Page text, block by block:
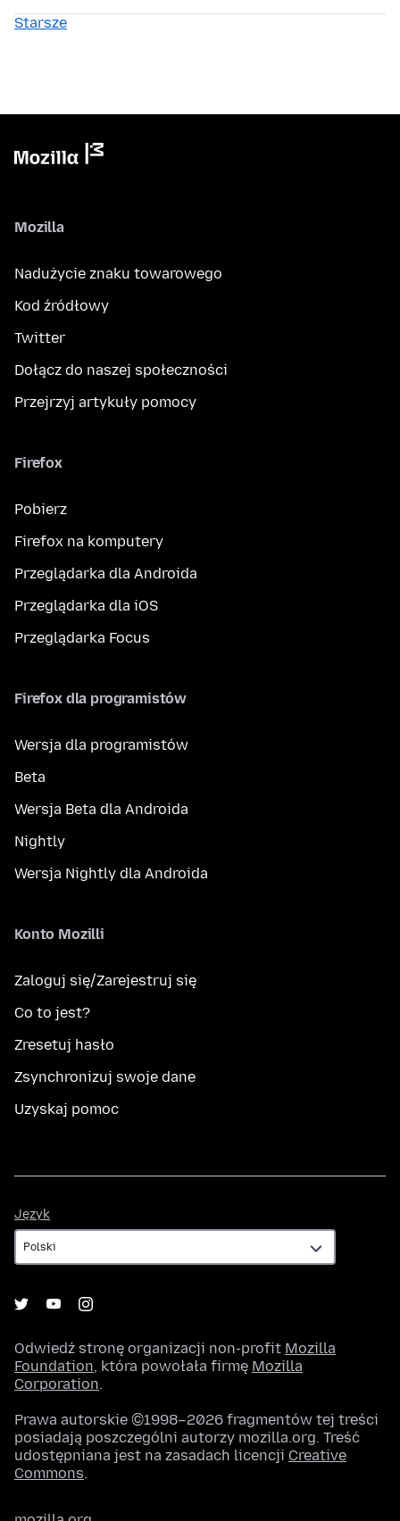
Starsze
Mozilla
Nadużycie znaku towarowego
Kod źródłowy
Twitter
Dołącz do naszej społeczności
Przejrzyj artykuły pomocy
Firefox
Pobierz
Firefox na komputery
Przeglądarka dla Androida
Przeglądarka dla iOS
Przeglądarka Focus
Firefox dla programistów
Wersja dla programistów
Beta
Wersja Beta dla Androida
Nightly
Wersja Nightly dla Androida
Konto Mozilli
Zaloguj się/Zarejestruj się
Co to jest?
Zresetuj hasło
Zsynchronizuj swoje dane
Uzyskaj pomoc
Język
Odwiedź stronę organizacji non-profit Mozilla
Foundation, która powołała firmę Mozilla
Corporation.
Prawa autorskie ©1998–2026 fragmentów tej treści
posiadają poszczególni autorzy mozilla.org. Treść
udostępniana jest na zasadach licencji Creative
Commons.